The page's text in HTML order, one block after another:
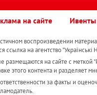
на сайте Ивенты
воспроизведении
ссылка на агентство
размещаются на сайте с меткой
этого контента и разделяет
за факты и